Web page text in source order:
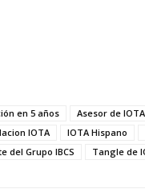
en 5 años
Asesor de IOTA
IOTA IOTA Hispano
del Grupo IBCS Tangle de